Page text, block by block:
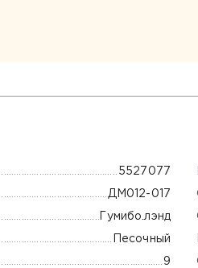
5527077
ДМ012-017
Гумибо.лэнд
Песочный
9